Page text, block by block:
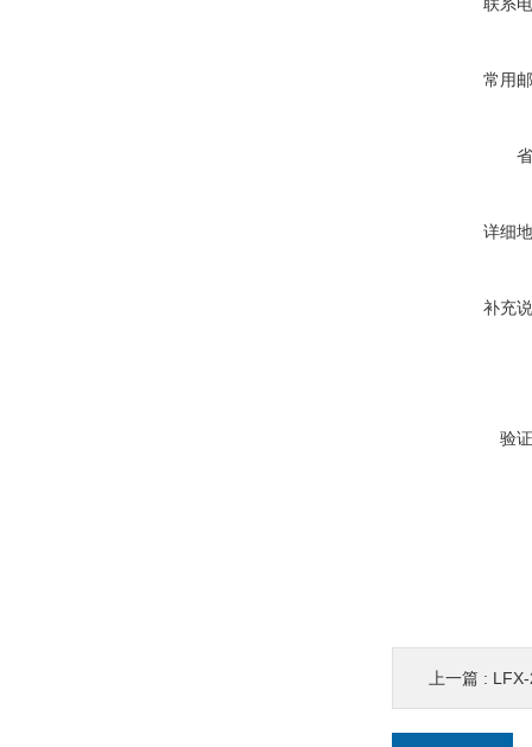
常用
详细
补充
验
上一篇 :